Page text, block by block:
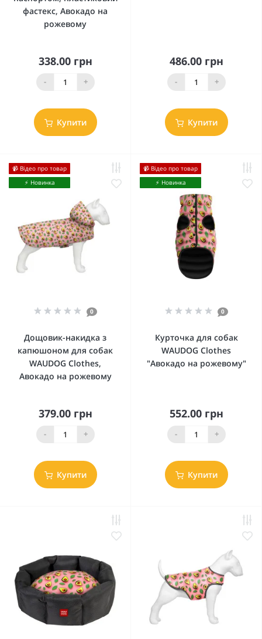
фастекс, Авокадо на
рожевому
338.00 грн
- +
Купити
486.00 грн
- +
Купити
📹 Відео про товар
⚡️ Новинка
0
Дощовик-накидка з
капюшоном для собак
WAUDOG Clothes,
Авокадо на рожевому
379.00 грн
- +
Купити
📹 Відео про товар
⚡️ Новинка
0
Курточка для собак
WAUDOG Clothes
"Авокадо на рожевому"
552.00 грн
- +
Купити